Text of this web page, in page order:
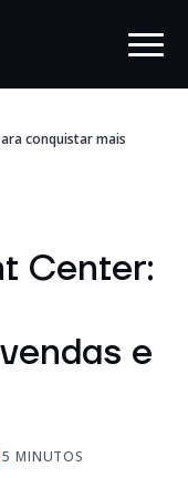
conquistar mais
Center:
e
5 MINUTOS